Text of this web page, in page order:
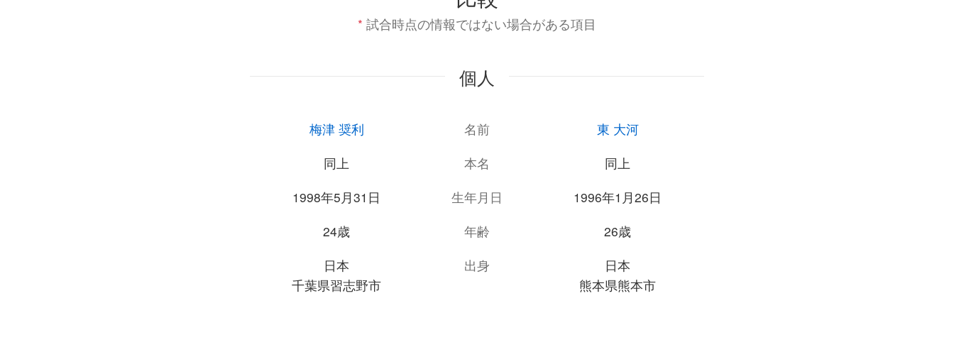
* 試合時点の情報ではない場合がある項目
個人
梅津 奨利 名前
東 大河
同上
本名
同上
1998年5月31日
生年月日
1996年1月26日
24歳
年齢
26歳
日本
千葉県習志野市
出身
日本
熊本県熊本市